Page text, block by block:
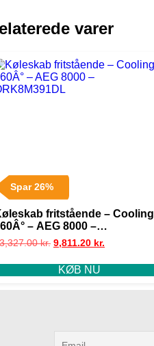
varer
Spar 26%
fritstående – Cooling
– AEG 8000 –
kr. 9,811.20 kr.
KØB NU